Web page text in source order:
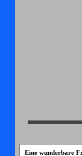
Eine wunderbare